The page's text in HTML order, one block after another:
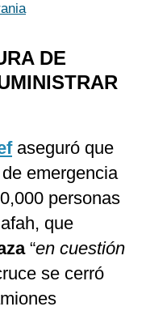
DE
aseguró que
emergencia
personas
que
“en cuestión
se cerró